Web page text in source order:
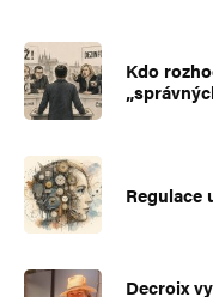
Kdo
Regulace
Decroix